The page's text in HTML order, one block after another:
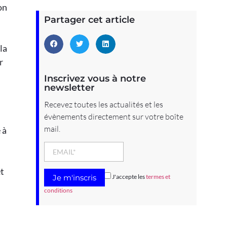
Partager cet article
Inscrivez vous à notre
newsletter
Recevez toutes les actualités et les
évènements directement sur votre boîte
mail.
J'accepte lestermes et
conditions